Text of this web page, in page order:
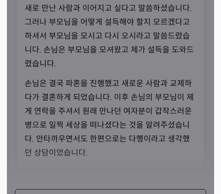
말하지 않았던 속마음
“그런 부분도 짚어내는 것이 무속인입니다.”
선생님께선 손님들이 말하지 않았던 속마음도 짚어내는 것
이 무속인의 역할이라 설명하셨습니다. 손님들이 명시적으
로 물어본 고민거리나 속마음 이외에 말하지 않았던 부분까
지 알아차리고 도와드릴 때 손님들이 만족하는 것 같다는
말씀도 해 주셨죠.
새로 만난 사람과 이어지고 싶다고 말씀하셨습니다.
그러나 부모님을 어떻게 설득해야 할지 모르겠다고
하셔서 부모님을 모시고 다시 오시라고 말씀드렸습
니다. 손님은 부모님을 모셔왔고 제가 설득을 도와드
렸습니다.
손님은 결국 파혼을 진행했고 새로운 사람과 교제하
다가 결혼하게 되었습니다. 이후 손님의 부모님이 제
게 연락을 주셔서 원래 만나던 여자분이 갑작스러운
병으로 일찍 세상을 떠나셨다는 것을 알려주셨습니
다. 안타까우면서도 한편으로는 다행이라고 생각했
던 상담이었습니다.